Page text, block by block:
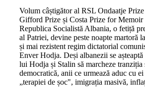
Volum câștigător al RSL Ondaatje
Gifford Prize și Costa Prize for
Republica Socialistă Albania, o fetiță
al Patriei, devine peste noapte martoră
și mai rezistent regim dictatorial
Enver Hodja. Deși albanezii se
lui Hodja și Stalin să marcheze tranziția
democratică, anii ce urmează aduc cu
„terapiei de șoc", imigrația masivă,